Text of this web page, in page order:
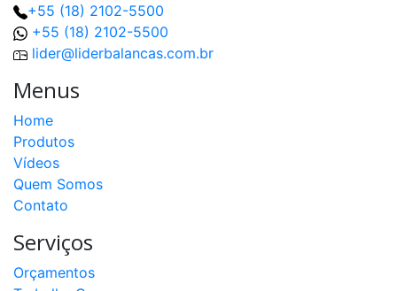
+55 (18) 2102-5500
+55 (18) 2102-5500
lider@liderbalancas.com.br
Menus
Home
Produtos
Vídeos
Quem Somos
Contato
Serviços
Orçamentos